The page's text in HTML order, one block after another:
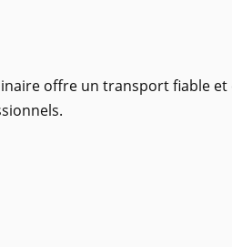
offre un transport fiable